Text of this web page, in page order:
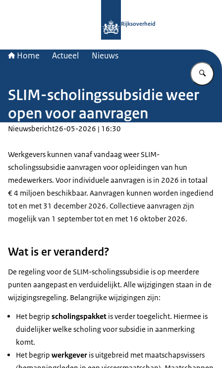
Rijksoverheid
Home Actueel Nieuws
SLIM-scholingssubsidie weer
open voor aanvragen
Nieuwsbericht26-05-2026 | 16:30
Werkgevers kunnen vanaf vandaag weer SLIM-
scholingssubsidie aanvragen voor opleidingen van hun
medewerkers. Voor individuele aanvragen is in 2026 in totaal
€ 4 miljoen beschikbaar. Aanvragen kunnen worden ingediend
tot en met 31 december 2026. Collectieve aanvragen zijn
mogelijk van 1 september tot en met 16 oktober 2026.
Wat is er veranderd?
De regeling voor de SLIM-scholingssubsidie is op meerdere
punten aangepast en verduidelijkt. Alle wijzigingen staan in de
wijzigingsregeling. Belangrijke wijzigingen zijn:
Het begrip scholingspakket is verder toegelicht. Hiermee is
duidelijker welke scholing voor subsidie in aanmerking
komt.
Het begrip werkgever is uitgebreid met maatschapsvissers